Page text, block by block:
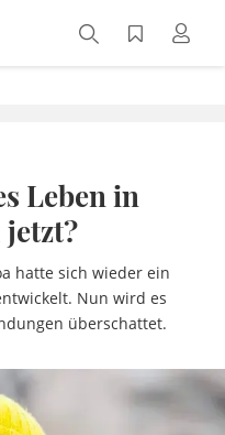
Leben in
hatte sich wieder ein
Nun wird es
überschattet.